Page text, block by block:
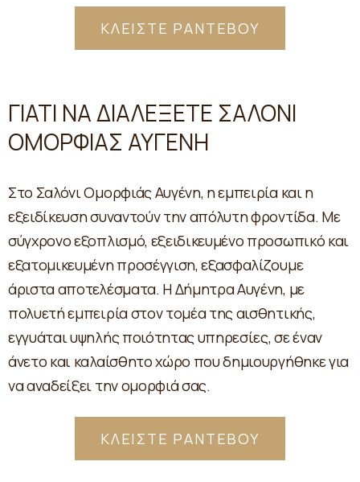
ΚΛΕΙΣΤΕ ΡΑΝΤΕΒΟΥ
ΓΙΑΤΙ ΝΑ ΔΙΑΛΕΞΕΤΕ ΣΑΛΟΝΙ
ΟΜΟΡΦΙΑΣ ΑΥΓΕΝΗ
Στο Σαλόνι Ομορφιάς Αυγένη, η εμπειρία και η
εξειδίκευση συναντούν την απόλυτη φροντίδα. Με
σύγχρονο εξοπλισμό, εξειδικευμένο προσωπικό και
εξατομικευμένη προσέγγιση, εξασφαλίζουμε
άριστα αποτελέσματα. Η Δήμητρα Αυγένη, με
πολυετή εμπειρία στον τομέα της αισθητικής,
εγγυάται υψηλής ποιότητας υπηρεσίες, σε έναν
άνετο και καλαίσθητο χώρο που δημιουργήθηκε για
να αναδείξει την ομορφιά σας.
ΚΛΕΙΣΤΕ ΡΑΝΤΕΒΟΥ